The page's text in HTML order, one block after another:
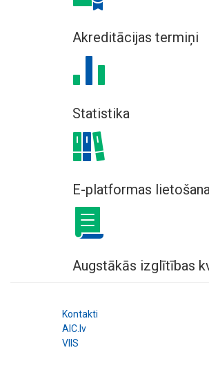
Akreditācijas termiņi
Statistika
E-platformas
Augstākās izglītības
Kontakti
AIC.lv
VIIS